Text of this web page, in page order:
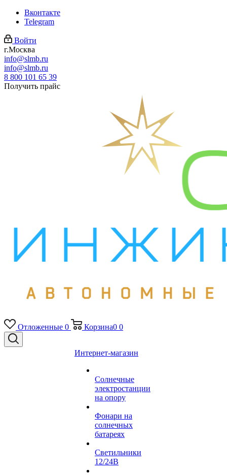
Вконтакте
Telegram
Войти
г.Москва
info@slmb.ru
info@slmb.ru
8 800 101 65 39
Получить прайс
Отложенные 0 Корзина0 0
Интернет-магазин
Солнечные
электростанции
на опору
Фонари на
солнечных
батареях
Светильники
12/24В